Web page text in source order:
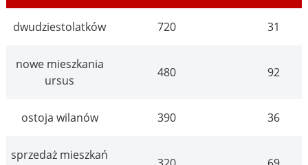
dwudziestolatków 720 31
nowe mieszkania
ursus
480 92
ostoja wilanów 390 36
sprzedaż mieszkań